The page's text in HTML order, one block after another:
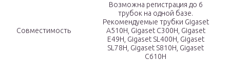
Совместимость
Возможна регистрация до 6
трубок на одной базе.
Рекомендуемые трубки Gigaset
A510H, Gigaset C300H, Gigaset
E49H, Gigaset SL400H, Gigaset
SL78H, Gigaset S810H, Gigaset
C610H